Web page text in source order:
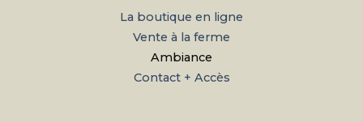
La boutique en ligne
Vente à la ferme
Ambiance
Contact + Accès